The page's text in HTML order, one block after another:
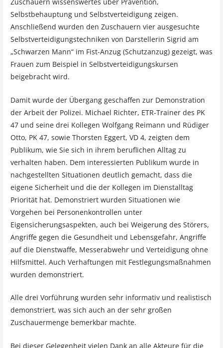
Selbstbehauptung und Selbstverteidigung zeigen.
Anschließend wurden den Zuschauern vier ausgesuchte
Selbstverteidigungstechniken von Darstellerin Sigrid am
„Schwarzen Mann“ im Fist-Anzug (Schutzanzug) gezeigt, was
Frauen zum Beispiel in Selbstverteidigungskursen
beigebracht wird.
Damit wurde der Übergang geschaffen zur Demonstration
der Arbeit der Polizei. Michael Richter, ETR-Trainer des PK
47 und seine drei Kollegen Wolfgang Reimann und Rüdiger
Otto, PK 47, sowie Thorsten Eggert, VD 4, zeigten dem
Publikum, wie Sie sich in ihrem beruflichen Alltag zu
verhalten haben. Dem interessierten Publikum wurde in
nachgestellten Situationen deutlich gemacht, dass die
eigene Sicherheit und die der Kollegen im Dienstalltag
Priorität hat. Demonstriert wurden Situationen wie
Vorgehen bei Personenkontrollen unter
Eigensicherungsaspekten, auch bei Weigerung des Störers,
Angriffe gegen die Gesundheit und Lebensgefahr, Angriffe
auf die Dienstwaffe, Messerabwehr und Verteidigung ohne
Hilfsmittel. Auch Verhaftungen mit Festlegungsmaßnahmen
wurden demonstriert.
Alle drei Vorführung wurden sehr informativ und realistisch
demonstriert, was sich auch an der sehr großen
Zuschauermenge bemerkbar machte.
Bei dieser Gelegenheit vielen Dank an alle Akteure für die